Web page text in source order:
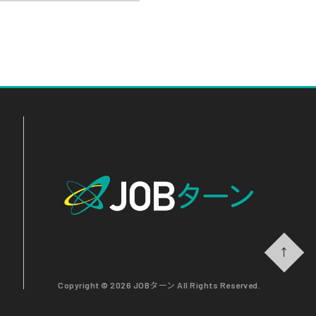
Copyright © 2026 JOBターン All Rights Reserved.
↑